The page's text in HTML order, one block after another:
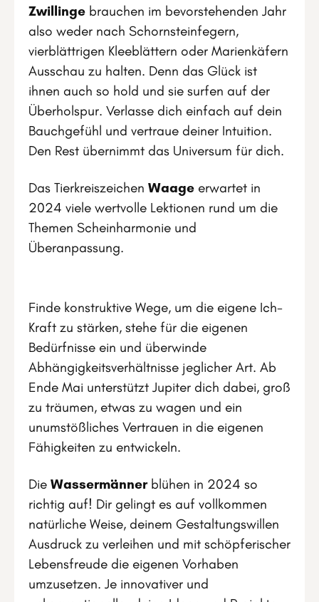
Zwillinge brauchen im bevorstehenden Jahr
also weder nach Schornsteinfegern,
vierblättrigen Kleeblättern oder Marienkäfern
Ausschau zu halten. Denn das Glück ist
ihnen auch so hold und sie surfen auf der
Überholspur. Verlasse dich einfach auf dein
Bauchgefühl und vertraue deiner Intuition.
Den Rest übernimmt das Universum für dich.
Das Tierkreiszeichen Waage erwartet in
2024 viele wertvolle Lektionen rund um die
Themen Scheinharmonie und
Überanpassung.
Finde konstruktive Wege, um die eigene Ich-
Kraft zu stärken, stehe für die eigenen
Bedürfnisse ein und überwinde
Abhängigkeitsverhältnisse jeglicher Art. Ab
Ende Mai unterstützt Jupiter dich dabei, groß
zu träumen, etwas zu wagen und ein
unumstößliches Vertrauen in die eigenen
Fähigkeiten zu entwickeln.
Die Wassermännerblühen in 2024 so
richtig auf! Dir gelingt es auf vollkommen
natürliche Weise, deinem Gestaltungswillen
Ausdruck zu verleihen und mit schöpferischer
Lebensfreude die eigenen Vorhaben
umzusetzen. Je innovativer und